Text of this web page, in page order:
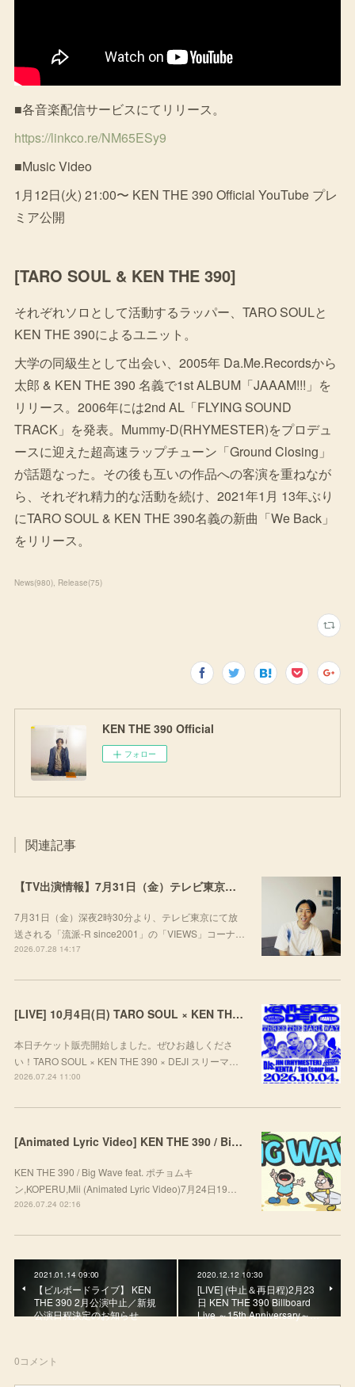
■各音楽配信サービスにてリリース。
https://linkco.re/NM65ESy9
■Music Video
1月12日(火) 21:00〜 KEN THE 390 Official YouTube プレ
ミア公開
[TARO SOUL & KEN THE 390]
それぞれソロとして活動するラッパー、TARO SOULと
KEN THE 390によるユニット。
大学の同級生として出会い、2005年 Da.Me.Recordsから
太郎 & KEN THE 390 名義で1st ALBUM「JAAAM!!!」を
リリース。2006年には2nd AL「FLYING SOUND
TRACK」を発表。Mummy-D(RHYMESTER)をプロデュ
ースに迎えた超高速ラップチューン「Ground Closing」
が話題なった。その後も互いの作品への客演を重ねなが
ら、それぞれ精力的な活動を続け、2021年1月 13年ぶり
にTARO SOUL & KEN THE 390名義の新曲「We Back」
をリリース。
News(980) Release(75)
KEN THE 390 Official
フォロー
関連記事
【TV出演情報】7月31日（金）テレビ東京「流派-R since2001」
7月31日（金）深夜2時30分より、テレビ東京にて放
送される「流派-R since2001」の「VIEWS」コーナ…
2026.07.28 14:17
[LIVE] 10月4日(日) TARO SOUL × KEN THE 390 × DEJI スリーマンLIVE "THREE THE HARD WAY” @ ORD. 代官山
本日チケット販売開始しました。ぜひお越しくださ
い！TARO SOUL × KEN THE 390 × DEJI スリーマ…
2026.07.24 11:00
[Animated Lyric Video] KEN THE 390 / Big Wave feat. ポチョムキン,KOPERU,Mii
KEN THE 390 / Big Wave feat. ポチョムキ
ン,KOPERU,Mii (Animated Lyric Video)7月24日19…
2026.07.24 02:16
2021.01.14 09:00
【ビルボードライブ】 KEN
THE 390 2月公演中止／新規
公演日程決定のお知らせ
2020.12.12 10:30
[LIVE] (中止＆再日程)2月23
日 KEN THE 390 Billboard
Live ～15th Anniversary～…
0コメント